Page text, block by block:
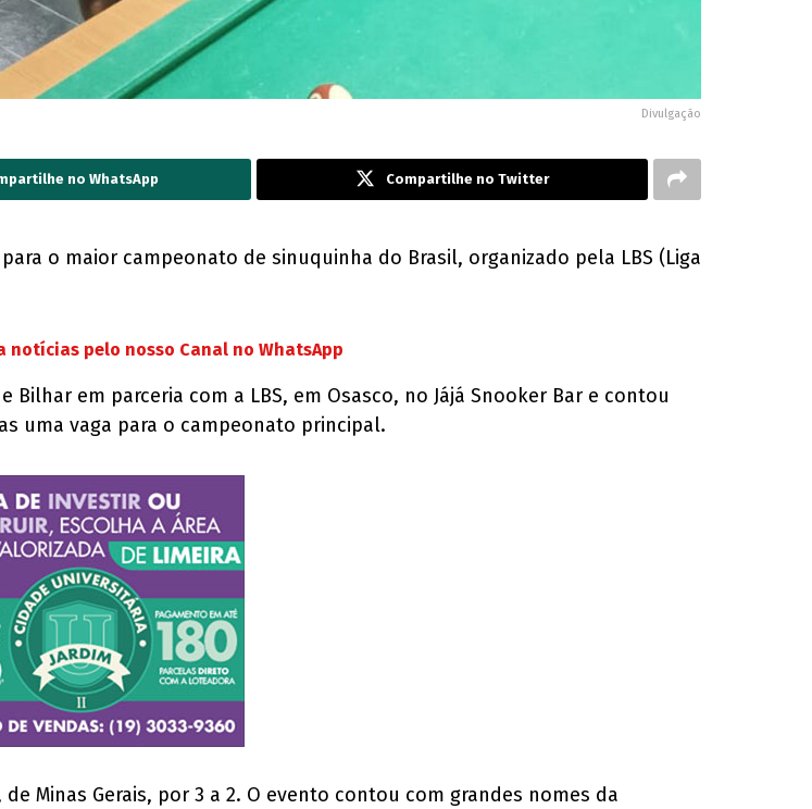
Divulgação
no WhatsApp Compartilhe no Twitter
o maior campeonato de sinuquinha do Brasil, organizado pela LBS (Liga
notícias pelo nosso Canal no WhatsApp
em parceria com a LBS, em Osasco, no Jájá Snooker Bar e contou
uma vaga para o campeonato principal.
Minas Gerais, por 3 a 2. O evento contou com grandes nomes da